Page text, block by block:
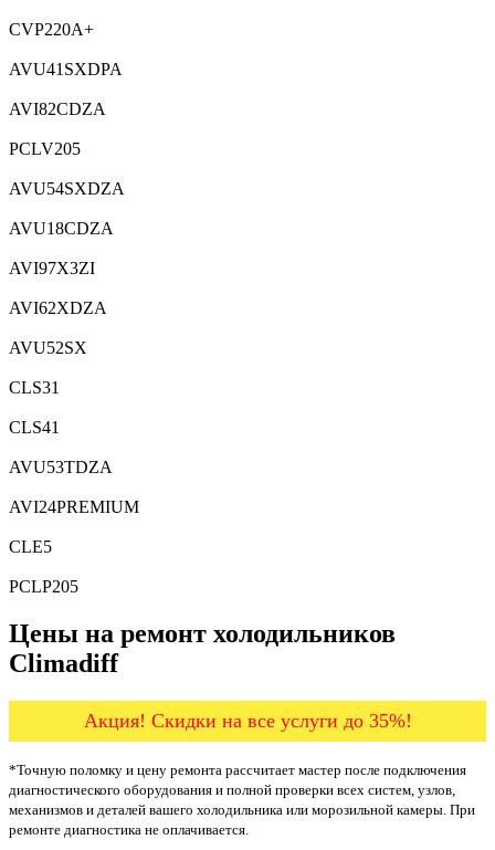
CVP220A+
AVU41SXDPA
AVI82CDZA
PCLV205
AVU54SXDZA
AVU18CDZA
AVI97X3ZI
AVI62XDZA
AVU52SX
CLS31
CLS41
AVU53TDZA
AVI24PREMIUM
CLE5
PCLP205
Цены на ремонт холодильников
Climadiff
Акция! Скидки на все услуги до 35%!
*Точную поломку и цену ремонта рассчитает мастер после подключения
диагностического оборудования и полной проверки всех систем, узлов,
механизмов и деталей вашего холодильника или морозильной камеры. При
ремонте диагностика не оплачивается.